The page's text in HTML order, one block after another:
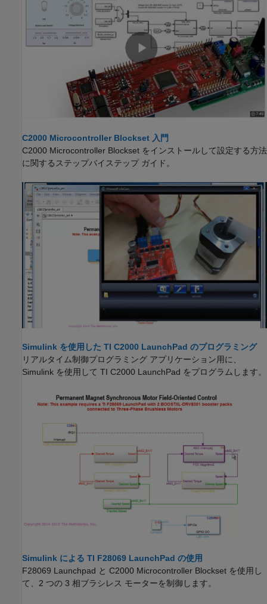
C2000 Microcontroller Blockset 入門
C2000 Microcontroller Blockset をインストールして設定する方法
に関するステップバイステップ ガイド。
Simulink を使用した TI C2000 LaunchPad のプログラミング
リアルタイム制御プログラミング アプリケーション用に、
Simulink を使用して TI C2000 LaunchPad をプログラムします。
Simulink による TI F28069 LaunchPad の使用
F28069 Launchpad と C2000 Microcontroller Blockset を使用し
て、2 つの 3 相ブラシレス モーターを制御します。